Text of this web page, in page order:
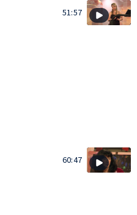
51:57
60:47